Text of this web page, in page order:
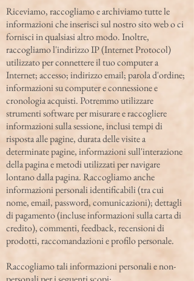
Riceviamo, raccogliamo e archiviamo tutte le
informazioni che inserisci sul nostro sito web o ci
fornisci in qualsiasi altro modo. Inoltre,
raccogliamo l'indirizzo IP (Internet Protocol)
utilizzato per connettere il tuo computer a
Internet; accesso; indirizzo email; parola d'ordine;
informazioni su computer e connessione e
cronologia acquisti. Potremmo utilizzare
strumenti software per misurare e raccogliere
informazioni sulla sessione, inclusi tempi di
risposta alle pagine, durata delle visite a
determinate pagine, informazioni sull'interazione
della pagina e metodi utilizzati per navigare
lontano dalla pagina. Raccogliamo anche
informazioni personali identificabili (tra cui
nome, email, password, comunicazioni); dettagli
di pagamento (incluse informazioni sulla carta di
credito), commenti, feedback, recensioni di
prodotti, raccomandazioni e profilo personale.
Raccogliamo tali informazioni personali e non-